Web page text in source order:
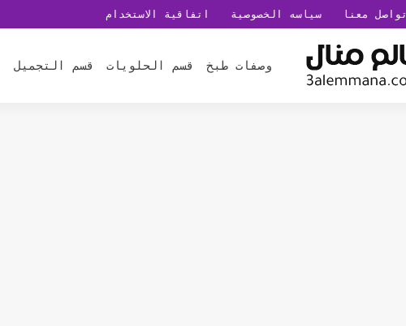
تواصل معنا سياسه الخصوصية اتفاقية الاستخدام
وصفات طبخ قسم الحلويات قسم التجميل